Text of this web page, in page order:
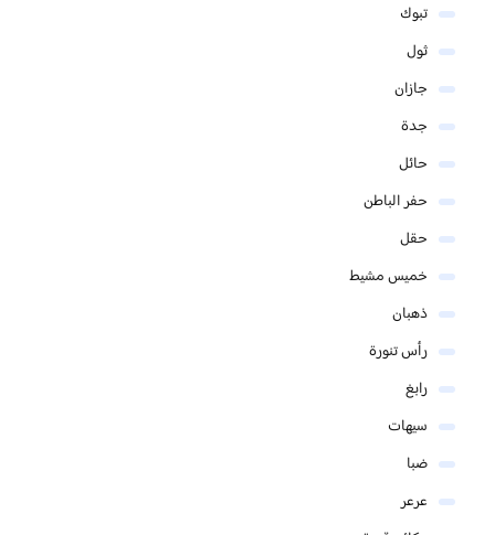
تبوك
ثول
جازان
جدة
حائل
حفر الباطن
حقل
خميس مشيط
ذهبان
رأس تنورة
رابغ
سيهات
ضبا
عرعر